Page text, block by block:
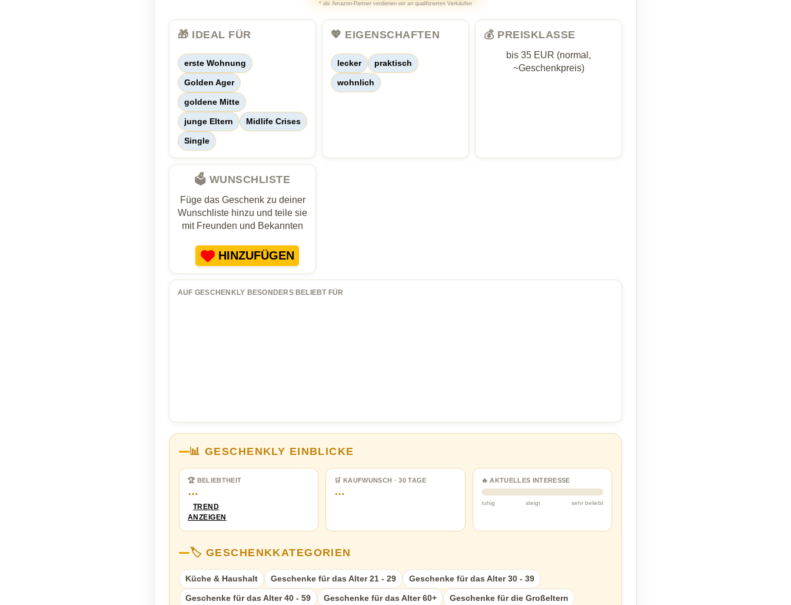
* als Amazon-Partner verdienen wir an qualifizierten Verkäufen
🎁 IDEAL FÜR
erste Wohnung
Golden Ager
goldene Mitte
junge Eltern Midlife Crises
Single
💖 EIGENSCHAFTEN
lecker praktisch
wohnlich
💰 PREISKLASSE
bis 35 EUR (normal,
~Geschenkpreis)
🗳️ WUNSCHLISTE
Füge das Geschenk zu deiner
Wunschliste hinzu und teile sie
mit Freunden und Bekannten
HINZUFÜGEN
AUF GESCHENKLY BESONDERS BELIEBT FÜR
📊 GESCHENKLY EINBLICKE
🏆 BELIEBTHEIT
…
TREND
ANZEIGEN
🛒 KAUFWUNSCH · 30 TAGE
…
🔥 AKTUELLES INTERESSE
ruhig steigt sehr beliebt
🏷️ GESCHENKKATEGORIEN
Küche & Haushalt Geschenke für das Alter 21 - 29 Geschenke für das Alter 30 - 39
Geschenke für das Alter 40 - 59 Geschenke für das Alter 60+ Geschenke für die Großeltern